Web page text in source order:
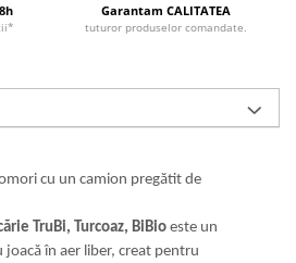
Garantam CALITATEA
tuturor produselor comandate.
cu un camion pregătit de
TruBi, Turcoaz, BiBio este un
în aer liber, creat pentru